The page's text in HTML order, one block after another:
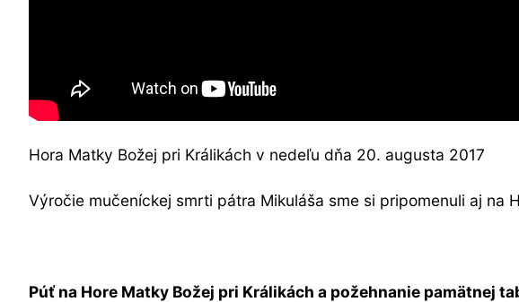
Hora Matky Božej pri Králikách v nedeľu dňa 20. augusta 2017
Výročie mučeníckej smrti pátra Mikuláša sme si pripomenuli aj na
Púť na Hore Matky Božej pri Králikách a požehnanie pamätnej